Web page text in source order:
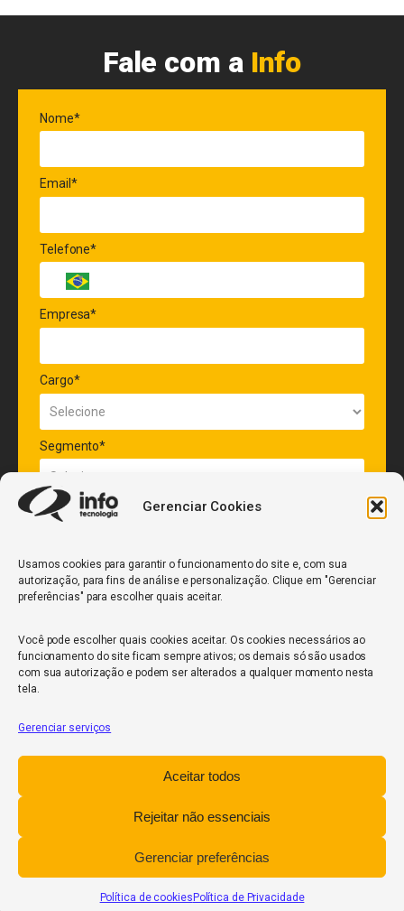
Gerenciar Cookies
Usamos cookies para garantir o funcionamento do site e, com sua
autorização, para fins de análise e personalização. Clique em "Gerenciar
preferências" para escolher quais aceitar.
Você pode escolher quais cookies aceitar. Os cookies necessários ao
funcionamento do site ficam sempre ativos; os demais só são usados
com sua autorização e podem ser alterados a qualquer momento nesta
tela.
Gerenciar serviços
Aceitar todos
Rejeitar não essenciais
Gerenciar preferências
Política de cookies Política de Privacidade
Fale com a Info
Nome*
Email*
Telefone*
Empresa*
Cargo*
Segmento*
Quantidade de veículos da frota*
ENVIAR
InfoCore
Relatório de Transparência Salarial
Trabalhe Conosco
POWERED BY